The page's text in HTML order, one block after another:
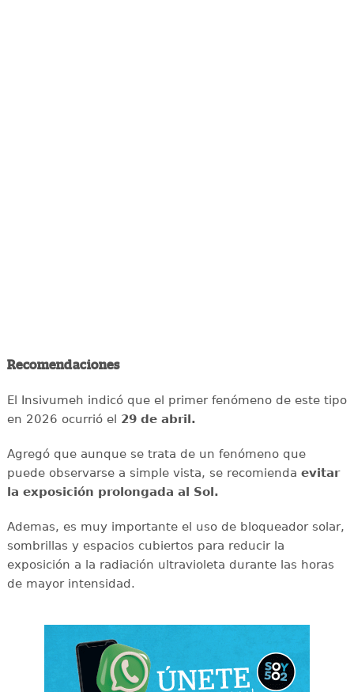
Recomendaciones
El Insivumeh indicó que el primer fenómeno de este tipo
en 2026 ocurrió el 29 de abril.
Agregó que aunque se trata de un fenómeno que
puede observarse a simple vista, se recomienda evitar
la exposición prolongada al Sol.
Ademas, es muy importante el uso de bloqueador solar,
sombrillas y espacios cubiertos para reducir la
exposición a la radiación ultravioleta durante las horas
de mayor intensidad.